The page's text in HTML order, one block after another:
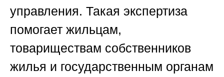
управления. Такая экспертиза
помогает жильцам,
товариществам собственников
жилья и государственным органам